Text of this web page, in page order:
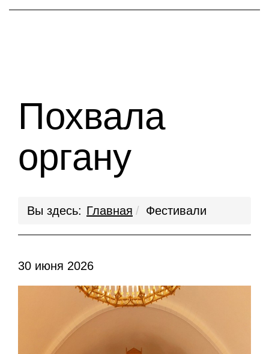
Похвала
органу
Вы здесь: Главная Фестивали
30 июня 2026